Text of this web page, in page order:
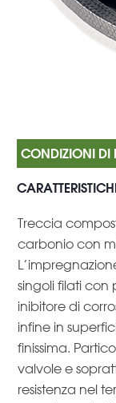
Treccia
carbonio con
singoli filati
inibitore di
infine in
finissima.
valvole e
resistenza nel